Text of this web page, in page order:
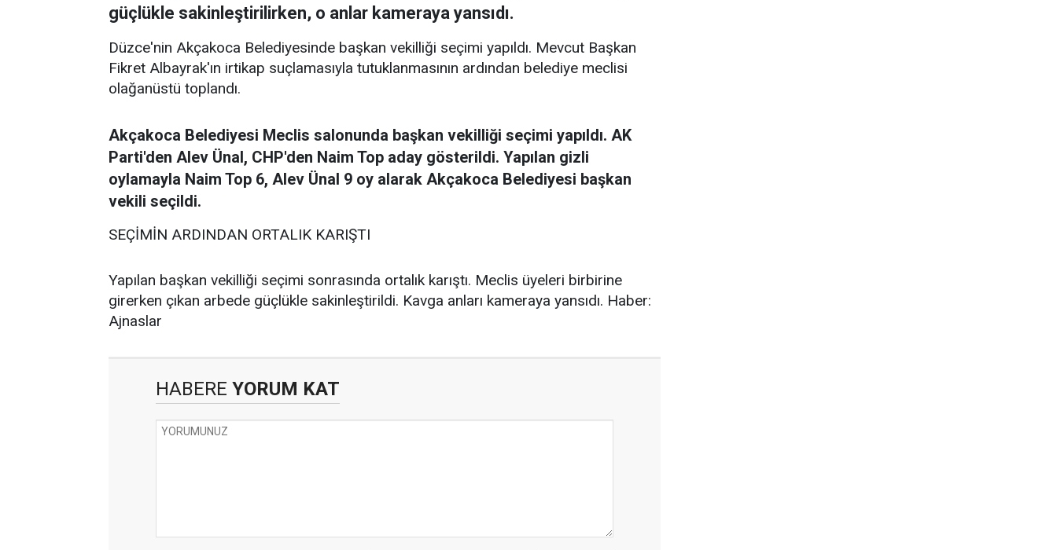
güçlükle sakinleştirilirken, o anlar kameraya yansıdı.
Düzce'nin Akçakoca Belediyesinde başkan vekilliği seçimi yapıldı. Mevcut Başkan
Fikret Albayrak'ın irtikap suçlamasıyla tutuklanmasının ardından belediye meclisi
olağanüstü toplandı.
Akçakoca Belediyesi Meclis salonunda başkan vekilliği seçimi yapıldı. AK
Parti'den Alev Ünal, CHP'den Naim Top aday gösterildi. Yapılan gizli
oylamayla Naim Top 6, Alev Ünal 9 oy alarak Akçakoca Belediyesi başkan
vekili seçildi.
SEÇİMİN ARDINDAN ORTALIK KARIŞTI
Yapılan başkan vekilliği seçimi sonrasında ortalık karıştı. Meclis üyeleri birbirine
girerken çıkan arbede güçlükle sakinleştirildi. Kavga anları kameraya yansıdı. Haber:
Ajnaslar
HABERE YORUM KAT